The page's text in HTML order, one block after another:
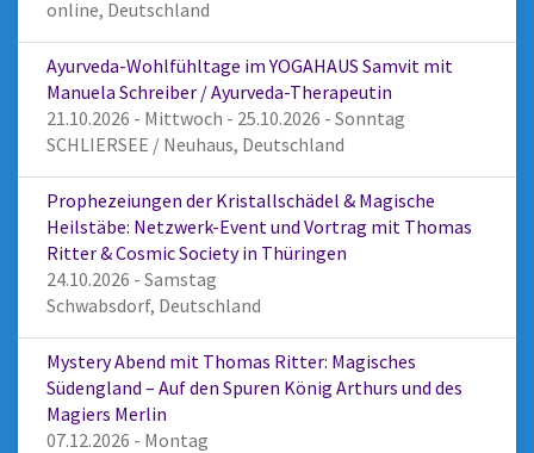
online, Deutschland
Ayurveda-Wohlfühltage im YOGAHAUS Samvit mit
Manuela Schreiber / Ayurveda-Therapeutin
21.10.2026 - Mittwoch - 25.10.2026 - Sonntag
SCHLIERSEE / Neuhaus, Deutschland
Prophezeiungen der Kristallschädel & Magische
Heilstäbe: Netzwerk-Event und Vortrag mit Thomas
Ritter & Cosmic Society in Thüringen
24.10.2026 - Samstag
Schwabsdorf, Deutschland
Mystery Abend mit Thomas Ritter: Magisches
Südengland – Auf den Spuren König Arthurs und des
Magiers Merlin
07.12.2026 - Montag